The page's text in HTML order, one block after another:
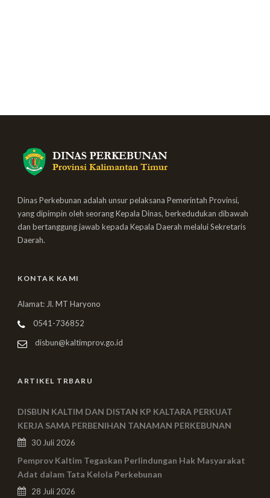
Dinas Perkebunan adalah unsur pelaksana Pemerintah Provinsi,
yang dipimpin oleh seorang Kepala Dinas, berkedudukan dibawah
dan bertanggung jawab kepada Kepala Daerah melalui Sekretaris
Daerah.
KONTAK KAMI
Alamat: Jl. MT Haryono
0541-736852
disbun@kaltimprov.go.id
ARTIKEL TRBARU
DISBUN KALTIM DAN DISTAN KP KALTARA PERKUAT
KERJA SAMA PERBENIHAN TANAMAN PERKEBUNAN
30 Juli 2026
Pemprov Kaltim Tegaskan Perlindungan Hak Masyarakat
Adat dalam Tata Kelola Perkebunan
28 Juli 2026